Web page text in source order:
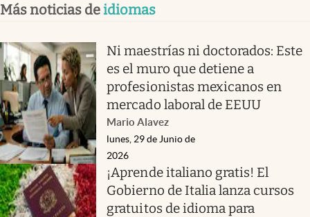
Más noticias deidiomas
Ni maestrías ni doctorados: Este
es el muro que detiene a
profesionistas mexicanos en
mercado laboral de EEUU
Mario Alavez
lunes, 29 de Junio de
2026
¡Aprende italiano gratis! El
Gobierno de Italia lanza cursos
gratuitos de idioma para